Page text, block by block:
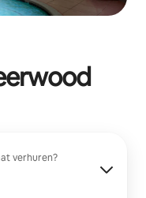
verhuren?